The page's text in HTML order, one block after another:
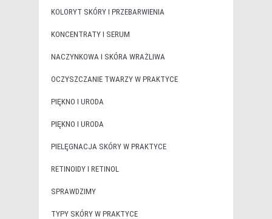
KOLORYT SKÓRY I PRZEBARWIENIA
KONCENTRATY I SERUM
NACZYNKOWA I SKÓRA WRAŻLIWA
OCZYSZCZANIE TWARZY W PRAKTYCE
PIĘKNO I URODA
PIĘKNO I URODA
PIELĘGNACJA SKÓRY W PRAKTYCE
RETINOIDY I RETINOL
SPRAWDZIMY
TYPY SKÓRY W PRAKTYCE